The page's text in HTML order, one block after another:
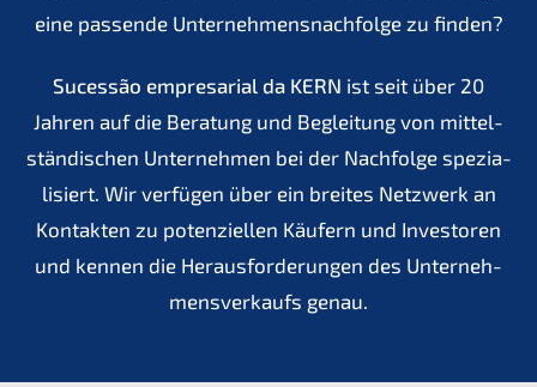
eine passen­de Unternehmens­nachfolge zu finden?
Suces­são empre­sa­ri­al da KERN ist seit über 20
Jahren auf die Beratung und Beglei­tung von mittel­
stän­di­schen Unter­neh­men bei der Nachfol­ge spezia­
li­siert. Wir verfü­gen über ein breites Netzwerk an
Kontak­ten zu poten­zi­el­len Käufern und Inves­to­ren
und kennen die Heraus­for­de­run­gen des Unter­neh­
mens­ver­kaufs genau.